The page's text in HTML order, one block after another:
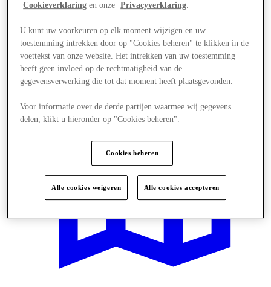
Aanbiedingen
Cookieverklaring en onze Privacyverklaring.
U kunt uw voorkeuren op elk moment wijzigen en uw
toestemming intrekken door op "Cookies beheren" te klikken in de
voettekst van onze website. Het intrekken van uw toestemming
heeft geen invloed op de rechtmatigheid van de
gegevensverwerking die tot dat moment heeft plaatsgevonden.
Voor informatie over de derde partijen waarmee wij gegevens
delen, klikt u hieronder op "Cookies beheren".
Cookies beheren
Alle cookies weigeren Alle cookies accepteren